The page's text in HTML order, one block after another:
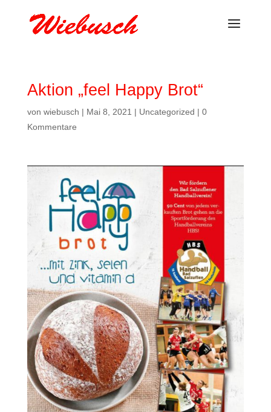
Aktion „feel Happy Brot“
von wiebusch | Mai 8, 2021 | Uncategorized | 0
Kommentare